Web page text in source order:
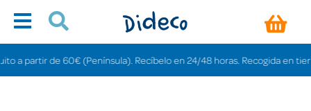
de 60€ (Península). Recíbelo en 24/48 horas. Recogida en tiendas